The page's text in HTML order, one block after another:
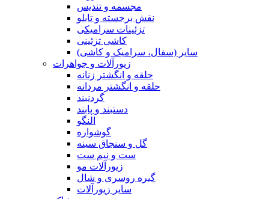
مجسمه و تندیس
نقش برجسته و تابلو
تزئینات سرامیکی
کاشی تزئینی
سایر (سفال، سرامیک و کاشی)
زیورآلات و جواهرات
حلقه و انگشتر زنانه
حلقه و انگشتر مردانه
گردنبند
دستبند و پابند
النگو
گوشواره
گل و سنجاق سینه
ست و نیم ست
زیورآلات مو
گیره روسری و شال
سایر زیورآلات